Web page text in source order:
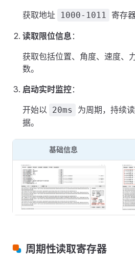
获取地址
1000-1011 寄存
读取限位信息 ：
获取包括位置、角度、速度、
数。
启动实时监控：
开始以
20ms
为周期，持续
据。
基础信息
周期性读取寄存器